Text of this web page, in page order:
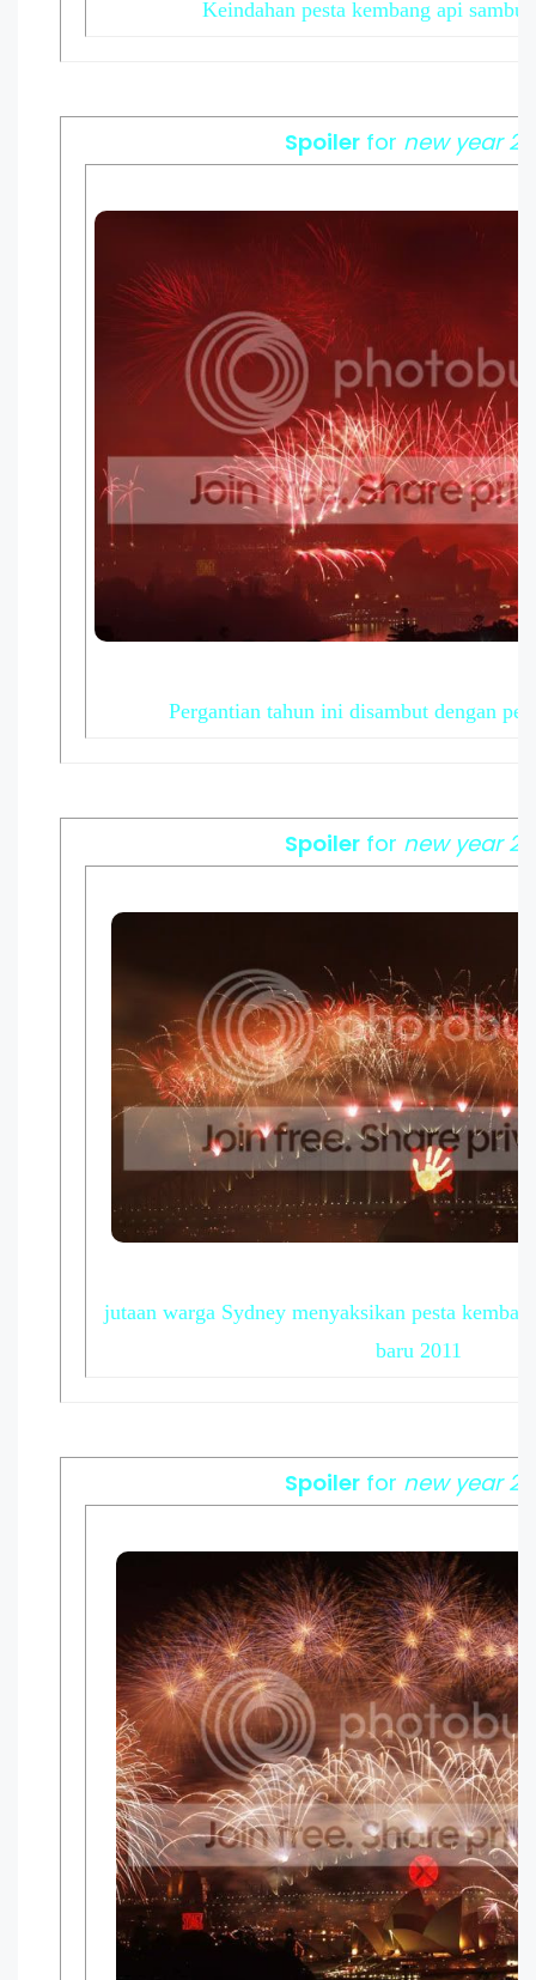
Keindahan pesta kembang api
Spoiler for new year
Pergantian tahun ini disambut dengan
Spoiler for new year
jutaan warga Sydney menyaksikan pesta
baru 2011
Spoiler for new year